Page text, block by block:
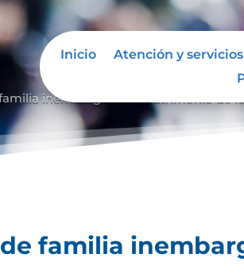
Inicio Atención y
inembargable
familia